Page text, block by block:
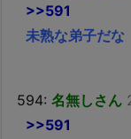
>>591
未熟な弟子だな
594: 名無しさん
>>591